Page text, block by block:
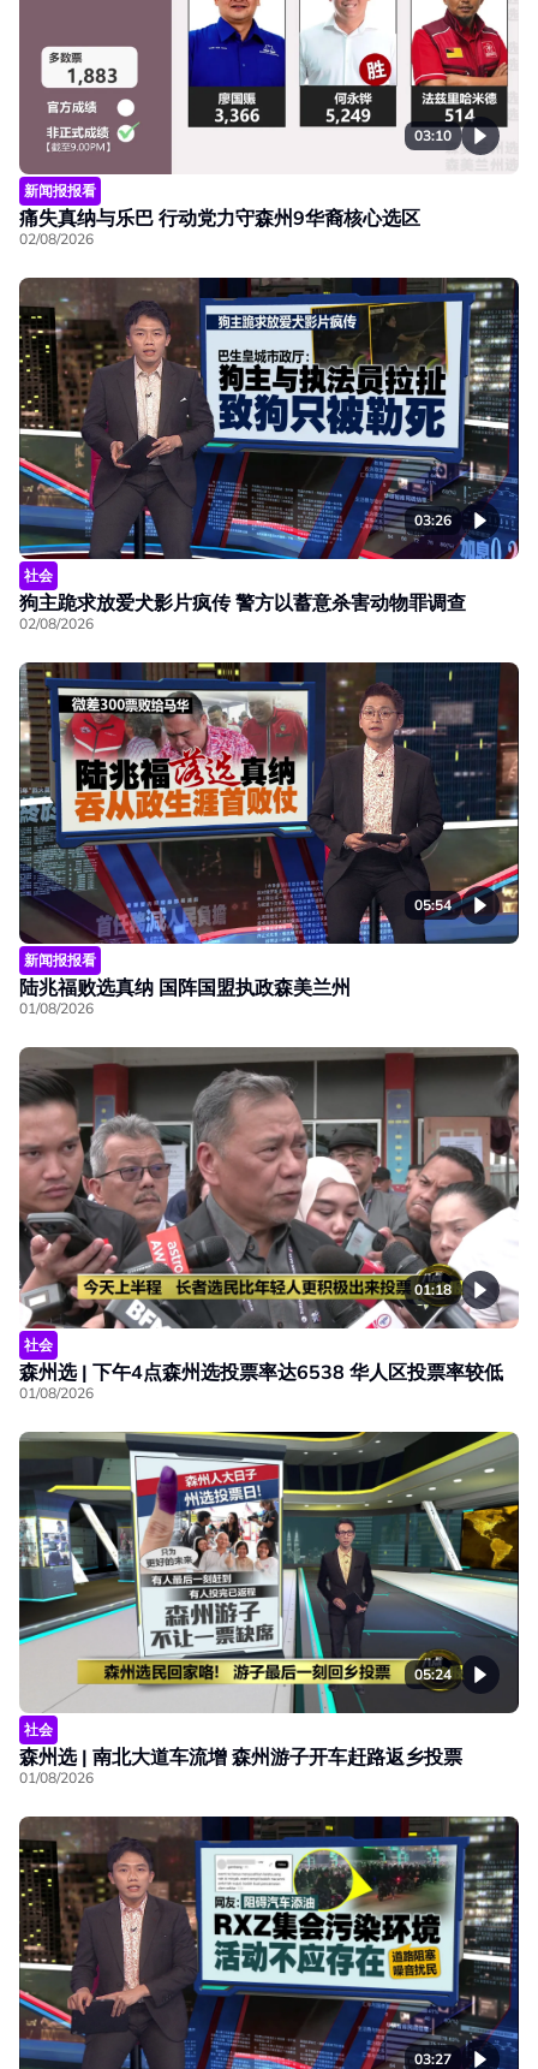
03:10
新闻报报看
痛失真纳与乐巴 行动党力守森州9华裔核心选区
02/08/2026
03:26
社会
狗主跪求放爱犬影片疯传 警方以蓄意杀害动物罪调查
02/08/2026
05:54
新闻报报看
陆兆福败选真纳 国阵国盟执政森美兰州
01/08/2026
01:18
社会
森州选 | 下午4点森州选投票率达6538 华人区投票率较低
01/08/2026
05:24
社会
森州选 | 南北大道车流增 森州游子开车赶路返乡投票
01/08/2026
03:27